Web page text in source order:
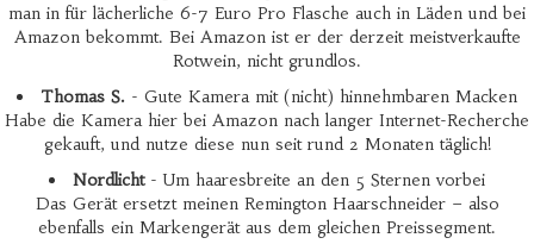
man in für lächerliche 6-7 Euro Pro Flasche auch in Läden und bei
Amazon bekommt. Bei Amazon ist er der derzeit meistverkaufte
Rotwein, nicht grundlos.
Thomas S. - Gute Kamera mit (nicht) hinnehmbaren Macken
Habe die Kamera hier bei Amazon nach langer Internet-Recherche
gekauft, und nutze diese nun seit rund 2 Monaten täglich!
Nordlicht- Um haaresbreite an den 5 Sternen vorbei
Das Gerät ersetzt meinen Remington Haarschneider – also
ebenfalls ein Markengerät aus dem gleichen Preissegment.